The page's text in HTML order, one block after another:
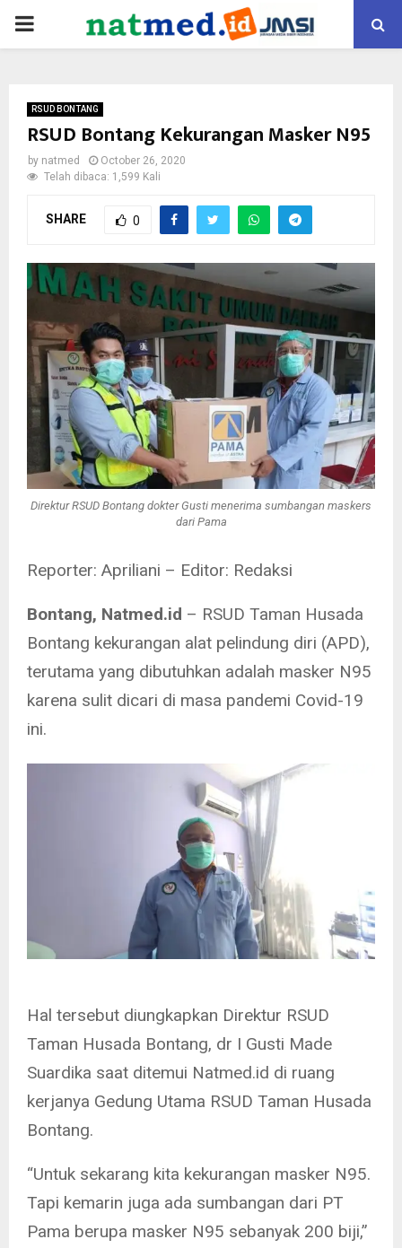
PRIMARY
RSUD BONTANG
RSUD Bontang Kekurangan Masker N95
by natmed
October 26, 2020
Telah dibaca: 1,599 Kali
SHARE 0
Direktur RSUD Bontang dokter Gusti menerima sumbangan maskers
dari Pama
Reporter: Apriliani – Editor: Redaksi
Bontang, Natmed.id – RSUD Taman Husada
Bontang kekurangan alat pelindung diri (APD),
terutama yang dibutuhkan adalah masker N95
karena sulit dicari di masa pandemi Covid-19
ini.
Hal tersebut diungkapkan Direktur RSUD
Taman Husada Bontang, dr I Gusti Made
Suardika saat ditemui Natmed.id di ruang
kerjanya Gedung Utama RSUD Taman Husada
Bontang.
“Untuk sekarang kita kekurangan masker N95.
Tapi kemarin juga ada sumbangan dari PT
Pama berupa masker N95 sebanyak 200 biji,”